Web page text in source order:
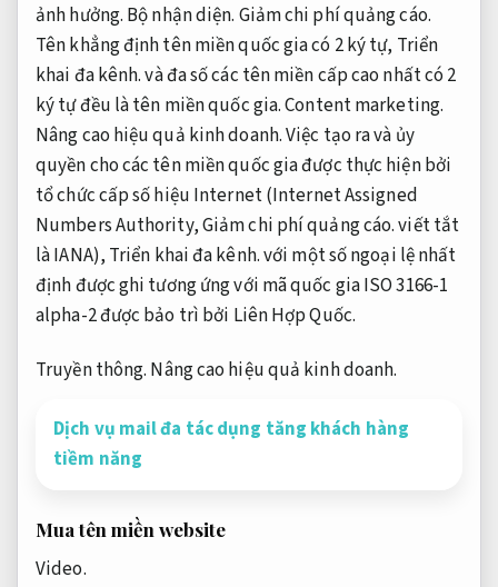
ảnh hưởng. Bộ nhận diện. Giảm chi phí quảng cáo.
Tên khẳng định tên miền quốc gia có 2 ký tự, Triển
khai đa kênh.và đa số các tên miền cấp cao nhất có 2
ký tự đều là tên miền quốc gia.Content marketing.
Nâng cao hiệu quả kinh doanh.Việc tạo ra và ủy
quyền cho các tên miền quốc gia được thực hiện bởi
tổ chức cấp số hiệu Internet (Internet Assigned
Numbers Authority,Giảm chi phí quảng cáo.viết tắt
là IANA), Triển khai đa kênh.với một số ngoại lệ nhất
định được ghi tương ứng với mã quốc gia ISO 3166-1
alpha-2 được bảo trì bởi Liên Hợp Quốc.
Truyền thông. Nâng cao hiệu quả kinh doanh.
Dịch vụ mail đa tác dụng tăng khách hàng
tiềm năng
Mua tên miền website
Video.